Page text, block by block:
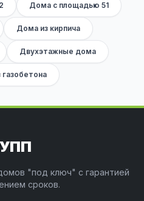
Дома с площадью 51
Дома из кирпича
Двухэтажные дома
"под ключ" с гарантией
сроков.